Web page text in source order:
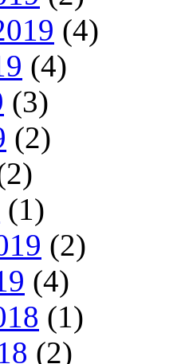
(4)
(4)
(3)
(2)
(1)
(2)
(4)
(1)
(2)